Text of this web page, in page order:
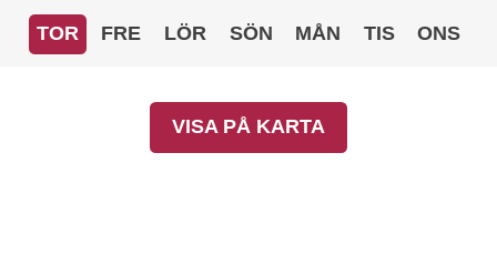
TOR FRE LÖR SÖN MÅN TIS ONS
VISA PÅ KARTA